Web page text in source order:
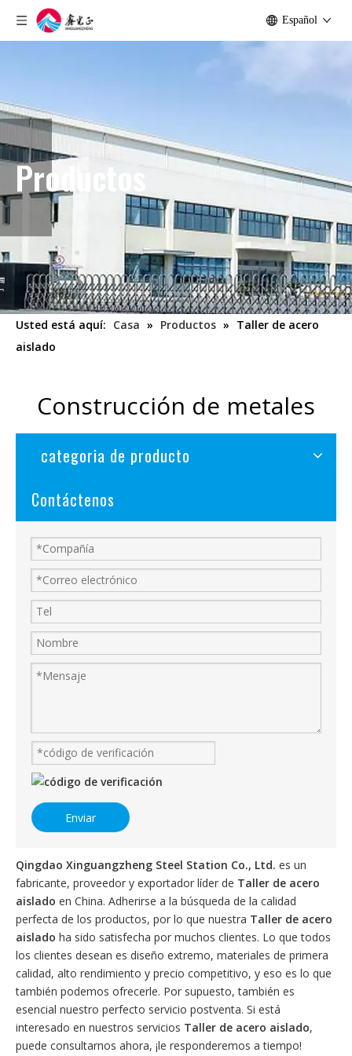
Español
Productos
Usted está aquí: Casa » Productos » Taller de acero
aislado
Construcción de metales
categoria de producto
Contáctenos
Enviar
Qingdao Xinguangzheng Steel Station Co., Ltd. es un
fabricante, proveedor y exportador líder de Taller de acero
aislado en China. Adherirse a la búsqueda de la calidad
perfecta de los productos, por lo que nuestra Taller de acero
aislado ha sido satisfecha por muchos clientes. Lo que todos
los clientes desean es diseño extremo, materiales de primera
calidad, alto rendimiento y precio competitivo, y eso es lo que
también podemos ofrecerle. Por supuesto, también es
esencial nuestro perfecto servicio postventa. Si está
interesado en nuestros servicios Taller de acero aislado,
puede consultarnos ahora, ¡le responderemos a tiempo!